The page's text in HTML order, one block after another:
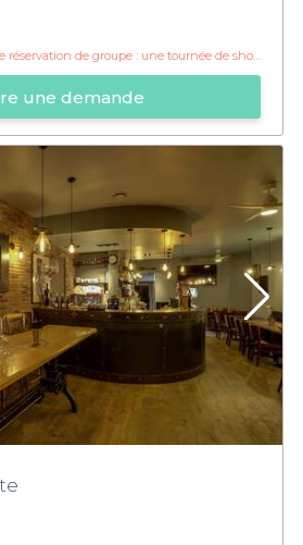
de groupe : une tournée de shot offerte !
une demande